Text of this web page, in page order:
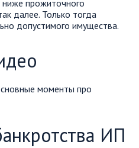
ниже прожиточного
далее. Только тогда
допустимого имущества.
моменты про
ИП